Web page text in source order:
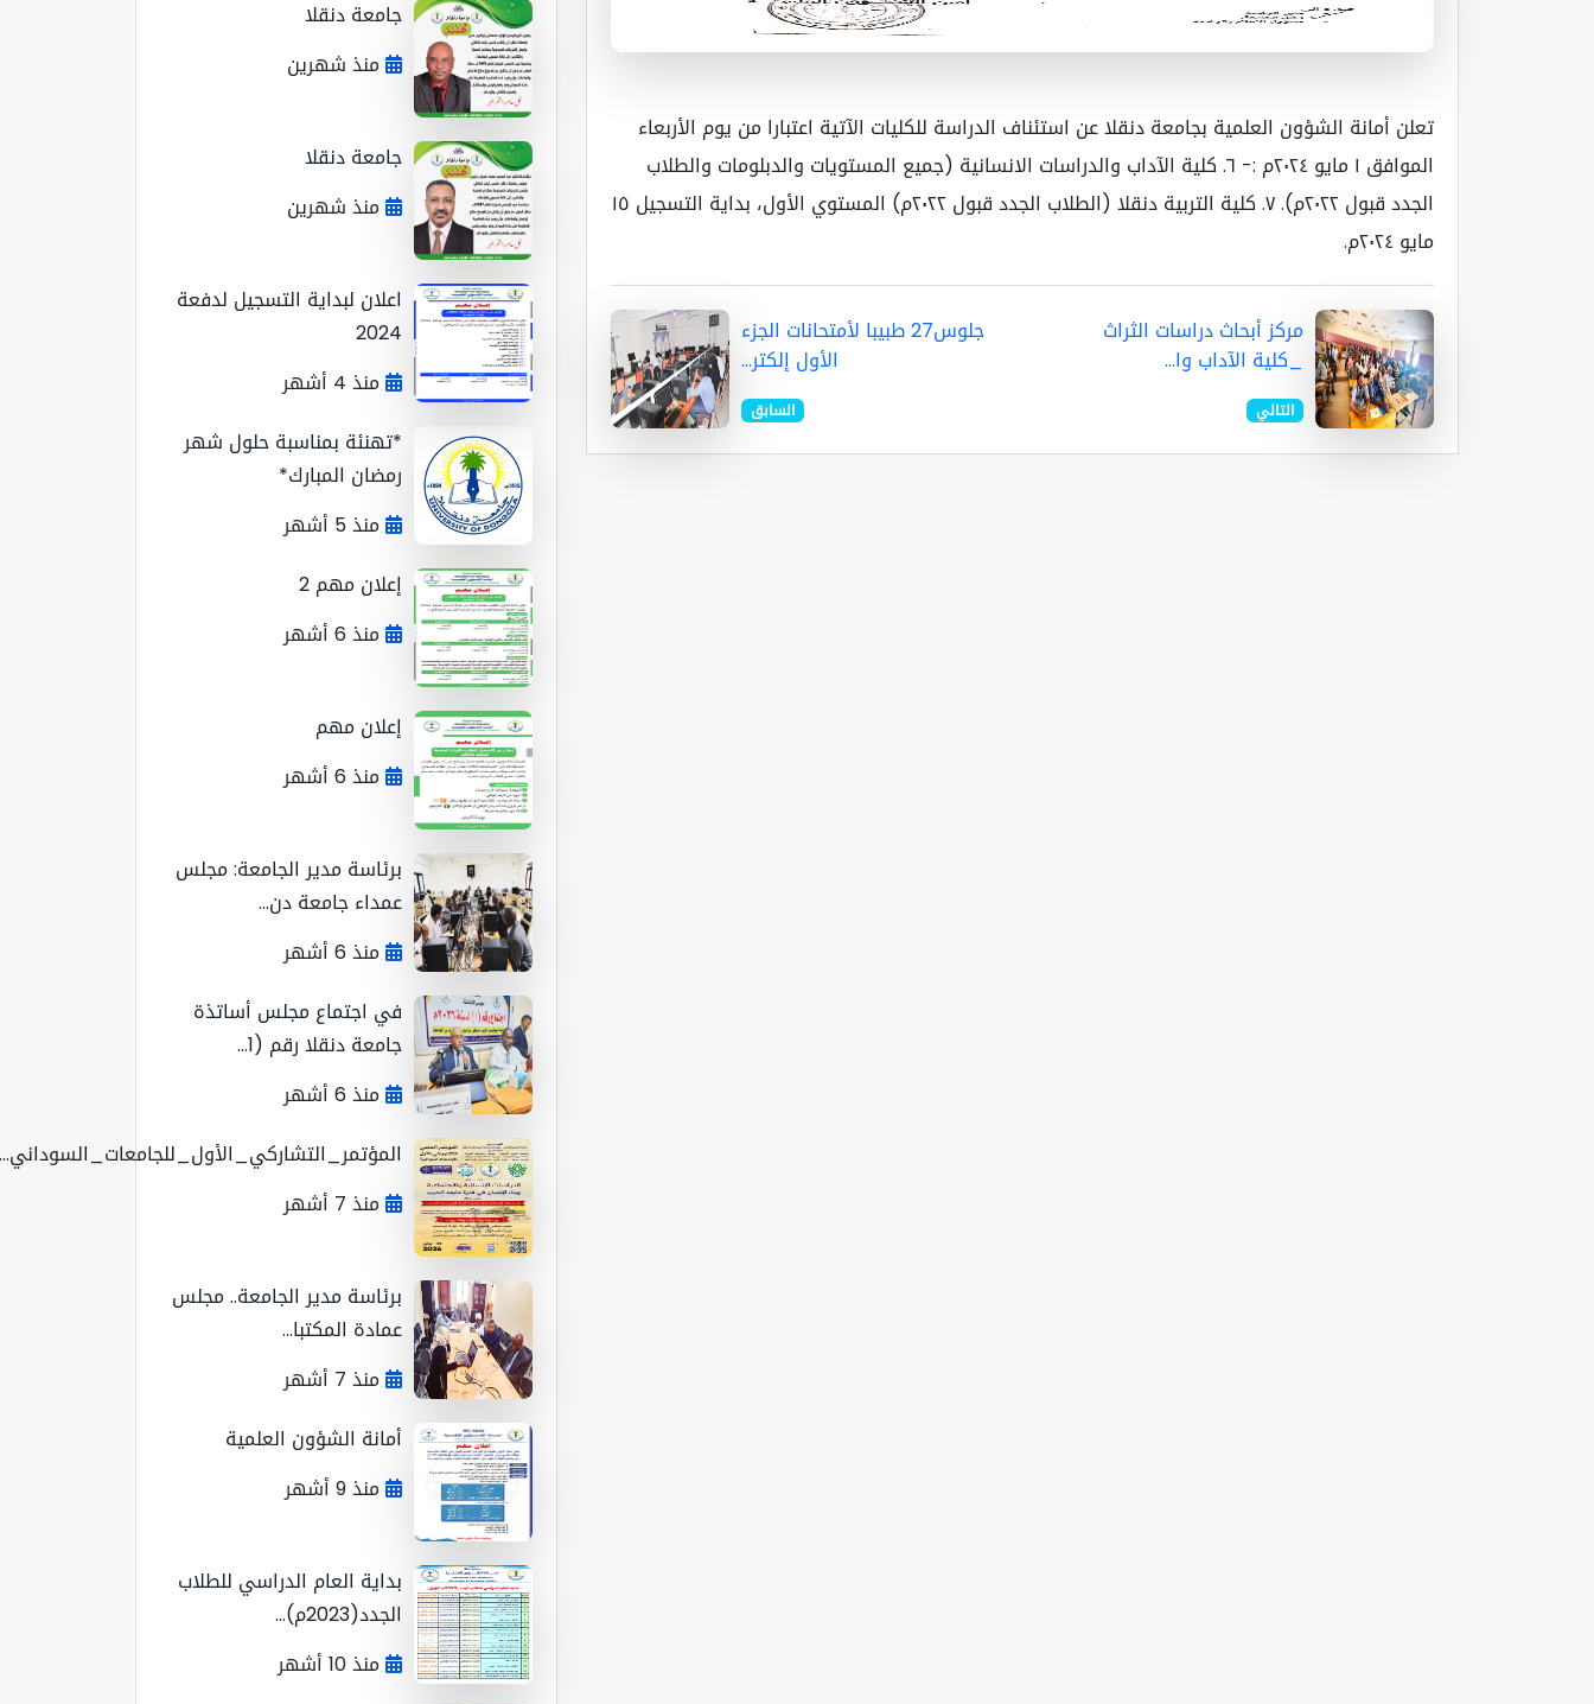
تعلن أمانة الشؤون العلمية بجامعة دنقلا عن استئناف الدراسة للكليات الآتية اعتبارا من يوم الأربعاء
الموافق ١ مايو ٢٠٢٤م :- ٦. كلية الآداب والدراسات الانسانية (جميع المستويات والدبلومات والطلاب
الجدد قبول ٢٠٢٢م). ٧. كلية التربية دنقلا (الطلاب الجدد قبول ٢٠٢٢م) المستوي الأول، بداية التسجيل ١٥
مايو ٢٠٢٤م.
مركز أبحاث دراسات الثراث
_كلية الآداب وا...
التالي
جلوس27 طبيبا لأمتحانات الجزء
الأول إلكتر...
السابق
جامعة دنقلا
منذ شهرين
جامعة دنقلا
منذ شهرين
اعلان لبداية التسجيل لدفعة
2024
منذ 4 أشهر
*تهنئة بمناسبة حلول شهر
رمضان المبارك*
منذ 5 أشهر
إعلان مهم 2
منذ 6 أشهر
إعلان مهم
منذ 6 أشهر
برئاسة مدير الجامعة: مجلس
عمداء جامعة دن...
منذ 6 أشهر
في اجتماع مجلس أساتذة
جامعة دنقلا رقم (1...
منذ 6 أشهر
المؤتمر_التشاركي_الأول_للجامعات_السوداني...
منذ 7 أشهر
برئاسة مدير الجامعة.. مجلس
عمادة المكتبا...
منذ 7 أشهر
أمانة الشؤون العلمية
منذ 9 أشهر
بداية العام الدراسي للطلاب
الجدد(2023م)...
منذ 10 أشهر